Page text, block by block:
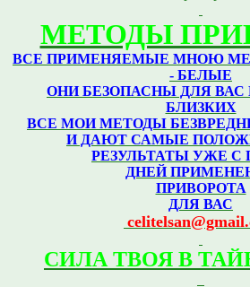
МЕТОДЫ
ВСЕ ПРИМЕНЯЕМЫЕ МНОЮ
- БЕЛЫЕ
ОНИ БЕЗОПАСНЫ ДЛЯ
БЛИЗКИХ
ВСЕ МОИ МЕТОДЫ
И ДАЮТ САМЫЕ
РЕЗУЛЬТАТЫ УЖЕ С
ДНЕЙ
ПРИВОРОТА
ДЛЯ ВАС
СИЛА ТВОЯ В